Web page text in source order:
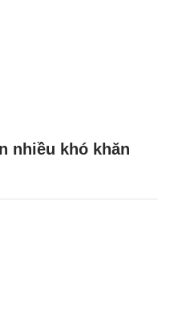
nhiều khó khăn